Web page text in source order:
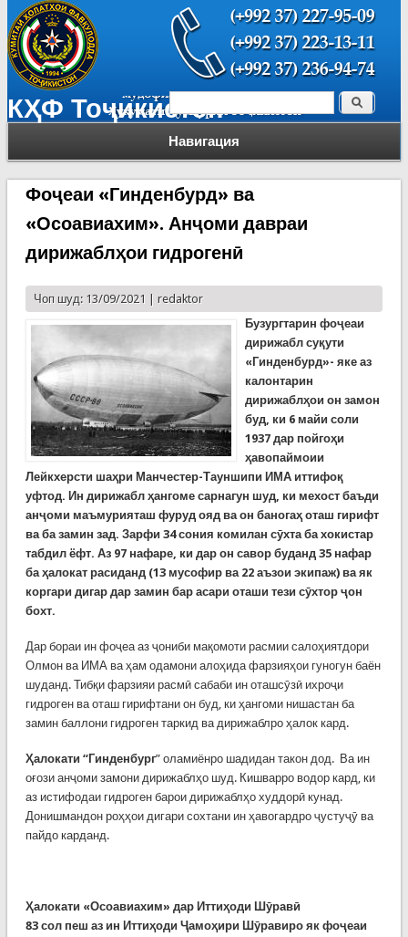
КҲФ Тоҷикистон
Навигация
Форма поиска Поиск
Фоҷеаи «Гинденбурд» ва
«Осоавиахим». Анҷоми давраи
дирижаблҳои гидрогенӣ
Чоп шуд: 13/09/2021 | redaktor
Бузургтарин фоҷеаи
дирижабл суқути
«Гинденбурд»- яке аз
калонтарин
дирижаблҳои он замон
буд, ки 6 майи соли
1937 дар пойгоҳи
ҳавопаймоии
Лейкхерсти шаҳри Манчестер-Тауншипи ИМА иттифоқ
уфтод. Ин дирижабл ҳангоме сарнагун шуд, ки мехост баъди
анҷоми маъмурияташ фуруд ояд ва он баногаҳ оташ гирифт
ва ба замин зад. Зарфи 34 сония комилан сӯхта ба хокистар
табдил ёфт. Аз 97 нафаре, ки дар он савор буданд 35 нафар
ба ҳалокат расиданд (13 мусофир ва 22 аъзои экипаж) ва як
коргари дигар дар замин бар асари оташи тези сӯхтор ҷон
бохт.
Дар бораи ин фоҷеа аз ҷониби мақомоти расмии салоҳиятдори
Олмон ва ИМА ва ҳам одамони алоҳида фарзияҳои гуногун баён
шуданд. Тибқи фарзияи расмӣ сабаби ин оташсӯзӣ ихроҷи
гидроген ва оташ гирифтани он буд, ки ҳангоми нишастан ба
замин баллони гидроген таркид ва дирижаблро ҳалок кард.
Ҳалокати “Гинденбург” оламиёнро шадидан такон дод. Ва ин
оғози анҷоми замони дирижаблҳо шуд. Кишварро водор кард, ки
аз истифодаи гидроген барои дирижаблҳо худдорӣ кунад.
Донишмандон роҳҳои дигари сохтани ин ҳавогардро ҷустуҷӯ ва
пайдо карданд.
Ҳалокати «Осоавиахим» дар Иттиҳоди Шӯравӣ
83 сол пеш аз ин Иттиҳоди Ҷамоҳири Шӯравиро як фоҷеаи